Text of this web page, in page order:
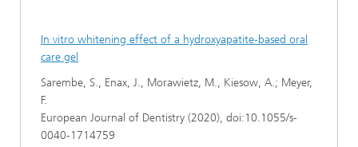
In vitro whitening effect of a hydroxyapatite-based oral
care gel
Sarembe, S., Enax, J., Morawietz, M., Kiesow, A.; Meyer,
F.
European Journal of Dentistry (2020), doi:10.1055/s-
0040-1714759